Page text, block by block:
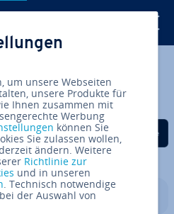
und die
Facebook teilen
Auf Twitter teilen
Auf LinkedIn
um unsere Webseiten
unsere Produkte für
Ihnen zusammen mit
Werbung
können Sie
Sie zulassen wollen,
ändern. Weitere
Richtlinie zur
und in unseren
. Technisch notwendige
der Auswahl von